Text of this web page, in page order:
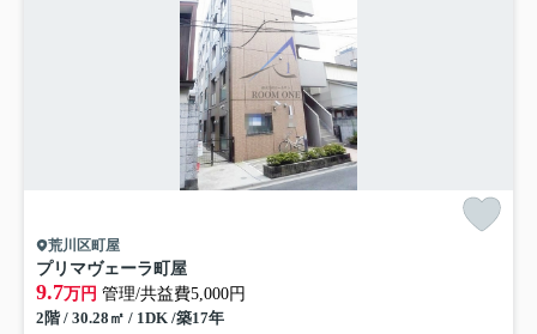
荒川区町屋
プリマヴェーラ町屋
9.7万円 管理/共益費5,000円
2階 / 30.28㎡ / 1DK /築17年